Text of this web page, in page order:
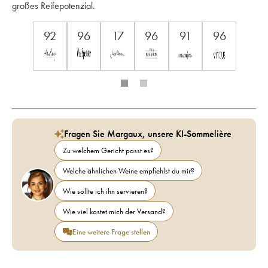
großes Reifepotenzial.
92 96 17 96 91 96
Fragen Sie Margaux, unsere KI-Sommelière
Zu welchem Gericht passt es?
Welche ähnlichen Weine empfiehlst du mir?
Wie sollte ich ihn servieren?
Wie viel kostet mich der Versand?
Eine weitere Frage stellen